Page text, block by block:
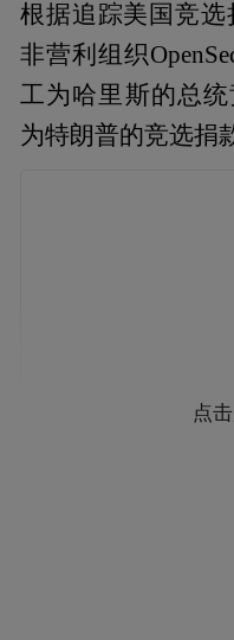
根据追踪美国竞
非营利组织
工为哈里斯的总
为特朗普的竞选捐
此外，SpaceX的
点